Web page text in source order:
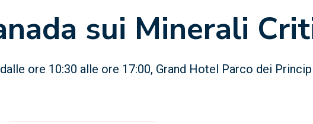
sui Minerali
ore 10:30 alle ore 17:00, Grand Hotel Parco dei